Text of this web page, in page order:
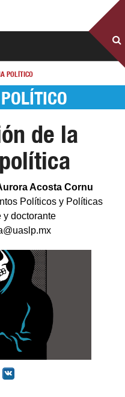
POLÍTICO
de la
Acosta Cornu
Políticos y Políticas
y doctorante